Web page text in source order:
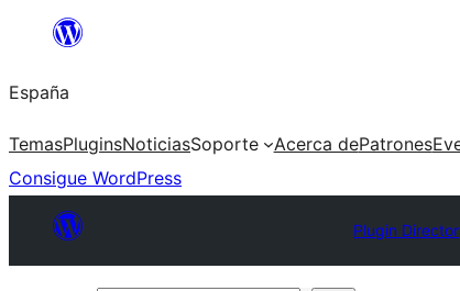
Saltar
contenido
España
TemasPluginsNoticiasSoporte Acerca dePatrones
Consigue WordPress
Plugin